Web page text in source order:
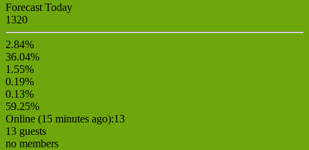
Forecast Today
1320
2.84%
36.04%
1.55%
0.19%
0.13%
59.25%
Online (15 minutes ago):13
13 guests
no members